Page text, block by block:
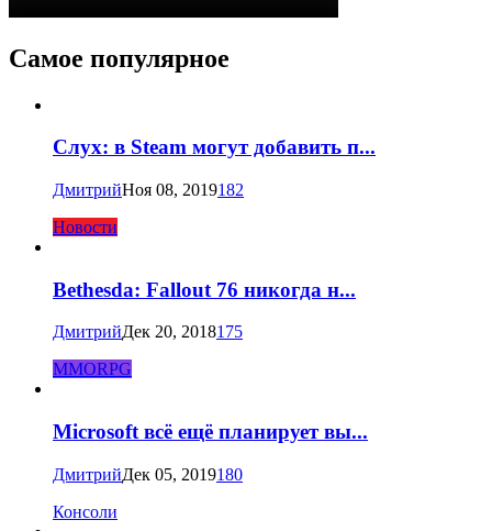
Самое популярное
Слух: в Steam могут добавить п...
ДмитрийНоя 08, 2019182
Новости
Bethesda: Fallout 76 никогда н...
ДмитрийДек 20, 2018175
MMORPG
Microsoft всё ещё планирует вы...
ДмитрийДек 05, 2019180
Консоли